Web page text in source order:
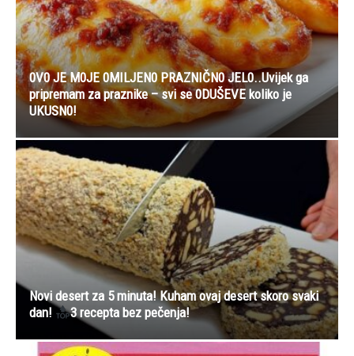
0V0 JE M0JE 0MILJEN0 PRAZNIČN0 JEL0..Uvijek ga
pripremam za praznike – svi se 0DUŠEVE koliko je
UKUSN0!
Novi desert za 5 minuta! Kuham ovaj desert skoro svaki
dan!
3 recepta bez pečenja!